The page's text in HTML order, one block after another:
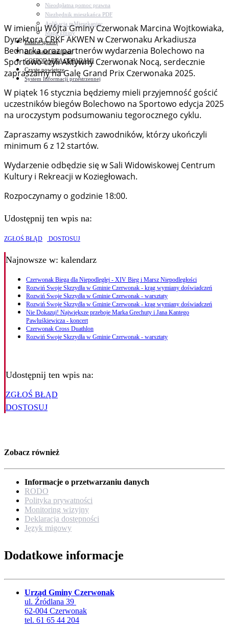
Nieodpłatna pomoc prawna
Niezbędnik mieszkańca PDF
Aplikacja mMieszkaniec
Mapa gminy
Załatw sprawę
Pozyskane fundusze
GOSPODARKA ODPADAMI
Czyste powietrze
System Informacji przestrzennej
W imieniu Wójta Gminy Czerwonak Marcina Wojtkowiaka,
Dyrektora CRKF AKWEN w Czerwonaku Arkadiusza
Bednarka oraz partnerów wydarzenia Bolechowo na
Sportowo czyli Aktywny Czerwonak Nocą, serdecznie
zapraszamy na Galę Grand Prix Czerwonaka 2025.
W piątek 16 stycznia będziemy mieli przyjemność gościć
uczestników biegów Bolechowo na Sportowo edycja 2025
na uroczystym podsumowaniu tegorocznego cyklu.
Zapraszamy wszystkich zawodników, którzy ukończyli
minimum 6 z 12 startów.
Wydarzenie odbędzie się w Sali Widowiskowej Centrum
Kultury i Rekreacji w Koziegłowach.
Rozpoczynamy o godzinie 18:00.
Udostępnij ten wpis na:
ZGŁOŚ BŁĄD DOSTOSUJ
Najnowsze w: kalendarz
Czerwonak Biega dla Niepodległej - XIV Bieg i Marsz Niepodległości
Rozwiń Swoje Skrzydła w Gminie Czerwonak - krąg wymiany doświadczeń
Rozwiń Swoje Skrzydła w Gminie Czerwonak - warsztaty
Rozwiń Swoje Skrzydła w Gminie Czerwonak - krąg wymiany doświadczeń
Nie Dokazuj! Największe przeboje Marka Grechuty i Jana Kantego
Pawluśkiewicza - koncert
Czerwonak Cross Duathlon
Rozwiń Swoje Skrzydła w Gminie Czerwonak - warsztaty
Udostępnij ten wpis na:
ZGŁOŚ BŁĄD
DOSTOSUJ
Zobacz również
Informacje o przetwarzaniu danych
RODO
Polityka prywatności
Monitoring wizyjny
Deklaracja dostępności
Język migowy
Dodatkowe informacje
Urząd Gminy Czerwonak
ul. Źródlana 39
62-004 Czerwonak
tel. 61 65 44 204